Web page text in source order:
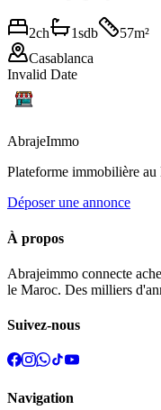
2ch 1sdb 57m²
Casablanca
Invalid Date
AbrajeImmo
Plateforme immobilière au
Déposer une annonce
À propos
Abrajeimmo connecte
le Maroc. Des milliers
Suivez-nous
Navigation